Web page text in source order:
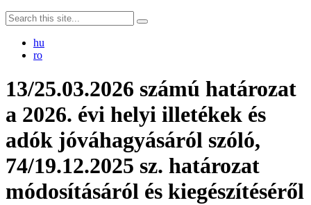
hu
ro
13/25.03.2026 számú határozat
a 2026. évi helyi illetékek és
adók jóváhagyásáról szóló,
74/19.12.2025 sz. határozat
módosításáról és kiegészítéséről